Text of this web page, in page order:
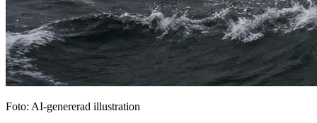
Foto: AI-genererad illustration